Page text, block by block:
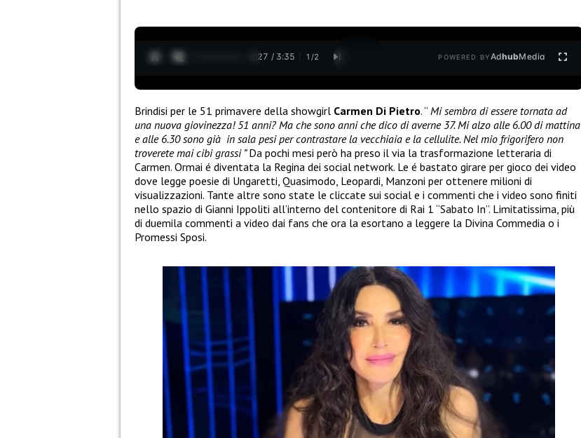
0:28 / 3:35 1 /2 POWERED BYAdhubMedia
Brindisi per le 51 primavere della showgirl Carmen Di Pietro. ” Mi sembra di essere tornata ad
una nuova giovinezza! 51 anni? Ma che sono anni che dico di averne 37. Mi alzo alle 6.00 di mattina
e alle 6.30 sono già in sala pesi per contrastare la vecchiaia e la cellulite. Nel mio frigorifero non
troverete mai cibi grassi ”Da pochi mesi però ha preso il via la trasformazione letteraria di
Carmen. Ormai é diventata la Regina dei social network. Le é bastato girare per gioco dei video
dove legge poesie di Ungaretti, Quasimodo, Leopardi, Manzoni per ottenere milioni di
visualizzazioni. Tante altre sono state le cliccate sui social e i commenti che i video sono finiti
nello spazio di Gianni Ippoliti all’interno del contenitore di Rai 1 “Sabato In”. Limitatissima, più
di duemila commenti a video dai fans che ora la esortano a leggere la Divina Commedia o i
Promessi Sposi.